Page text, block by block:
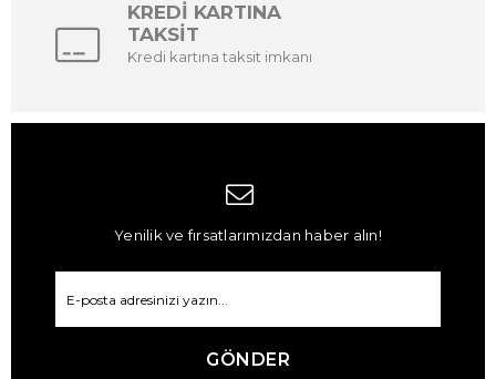
KREDİ KARTINA
TAKSİT
Kredi kartına taksit imkanı
Yenilik ve fırsatlarımızdan haber alın!
GÖNDER